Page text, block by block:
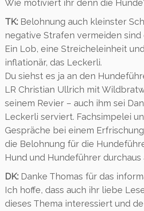
Wie motiviert ihr denn die
TK: Belohnung auch kleinster
negative Strafen vermeiden sind
Ein Lob, eine Streicheleinheit
inflationär, das Leckerli.
Du siehst es ja an den
LR Christian Ullrich mit
seinem Revier – auch ihm sei
Leckerli serviert. Fachsimpelei
Gespräche bei einem
die Belohnung für die
Hund und Hundeführer durchaus
DK: Danke Thomas für das
Ich hoffe, dass auch ihr liebe
dieses Thema interessiert und